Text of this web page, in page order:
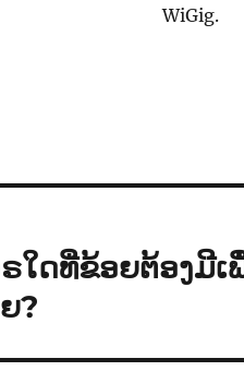
WiGig.
ໃດ​ທີ່​ຂ້ອຍ​ຕ້ອງ​ມີ​
?